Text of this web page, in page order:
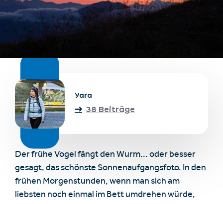
Unterkünfte finden
info@serfaus-fiss-ladis.at
Der frühe Vogel fängt den Wurm... oder besser
gesagt, das schönste Sonnenaufgangsfoto. In den
frühen Morgenstunden, wenn man sich am
liebsten noch einmal im Bett umdrehen würde,
Yara
38 Beiträge